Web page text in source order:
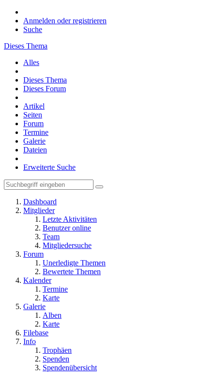
Anmelden oder registrieren
Suche
Dieses Thema
Alles
Dieses Thema
Dieses Forum
Artikel
Seiten
Forum
Termine
Galerie
Dateien
Erweiterte Suche
Dashboard
Mitglieder
Letzte Aktivitäten
Benutzer online
Team
Mitgliedersuche
Forum
Unerledigte Themen
Bewertete Themen
Kalender
Termine
Karte
Galerie
Alben
Karte
Filebase
Info
Trophäen
Spenden
Spendenübersicht